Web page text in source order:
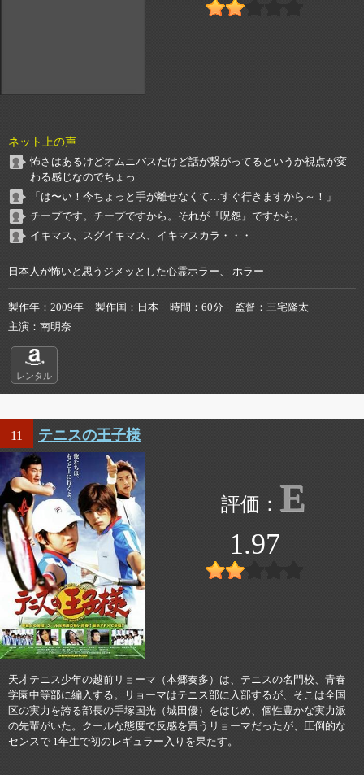
ネット上の声
怖さはあるけどオムニバスだけど話が繋がってるというか視点が変
わる感じなのでちょっ
「は〜い！今ちょっと手が離せなくて…すぐ行きますから～！」
チープです。チープですから。それが『呪怨』ですから。
イキマス、スグイキマス、イキマスカラ・・・
日本人が怖いと思うジメッとした心霊ホラー、 ホラー
製作年 2009年 製作国 日本 時間 60分 監督
三宅隆太
主演
南明奈
レンタル
11 テニスの王子様
E
1.97
天才テニス少年の越前リョーマ（本郷奏多）は、テニスの名門校、青春
学園中等部に編入する。リョーマはテニス部に入部するが、そこは全国
区の実力を誇る部長の手塚国光（城田優）をはじめ、個性豊かな実力派
の先輩がいた。クールな態度で反感を買うリョーマだったが、圧倒的な
センスで 1年生で初のレギュラー入りを果たす。